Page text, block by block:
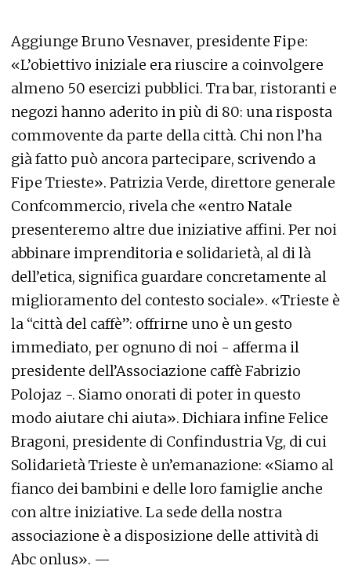
Aggiunge Bruno Vesnaver, presidente Fipe:
«L’obiettivo iniziale era riuscire a coinvolgere
almeno 50 esercizi pubblici. Tra bar, ristoranti e
negozi hanno aderito in più di 80: una risposta
commovente da parte della città. Chi non l’ha
già fatto può ancora partecipare, scrivendo a
Fipe Trieste». Patrizia Verde, direttore generale
Confcommercio, rivela che «entro Natale
presenteremo altre due iniziative affini. Per noi
abbinare imprenditoria e solidarietà, al di là
dell’etica, significa guardare concretamente al
miglioramento del contesto sociale». «Trieste è
la “città del caffè”: offrirne uno è un gesto
immediato, per ognuno di noi - afferma il
presidente dell’Associazione caffè Fabrizio
Polojaz -. Siamo onorati di poter in questo
modo aiutare chi aiuta». Dichiara infine Felice
Bragoni, presidente di Confindustria Vg, di cui
Solidarietà Trieste è un’emanazione: «Siamo al
fianco dei bambini e delle loro famiglie anche
con altre iniziative. La sede della nostra
associazione è a disposizione delle attività di
Abc onlus». —